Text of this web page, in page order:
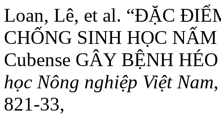
Loan, Lê, et al. “ĐẶC
CHỐNG SINH HỌC NẤM
Cubense GÂY BỆNH
học Nông nghiệp Việt Nam
821-33,